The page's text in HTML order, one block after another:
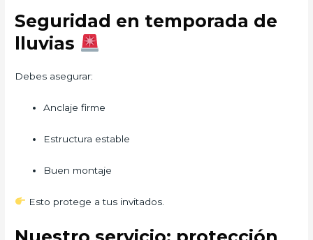
Seguridad en temporada de
lluvias
Debes asegurar:
Anclaje firme
Estructura estable
Buen montaje
Esto protege a tus invitados.